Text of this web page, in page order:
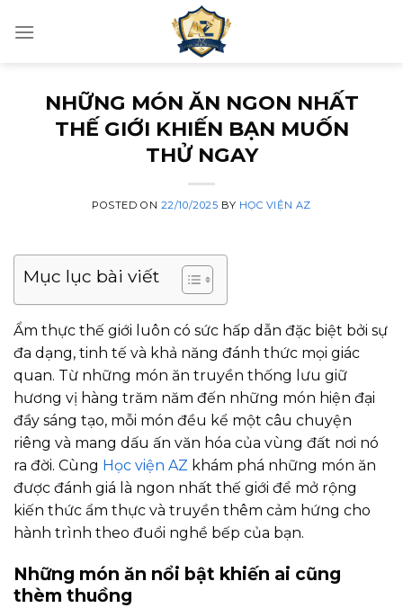
NHỮNG MÓN ĂN NGON NHẤT
THẾ GIỚI KHIẾN BẠN MUỐN
THỬ NGAY
POSTED ON 22/10/2025 BY HỌC VIỆN AZ
Mục lục bài viết
Ẩm thực thế giới luôn có sức hấp dẫn đặc biệt bởi sự
đa dạng, tinh tế và khả năng đánh thức mọi giác
quan. Từ những món ăn truyền thống lưu giữ
hương vị hàng trăm năm đến những món hiện đại
đầy sáng tạo, mỗi món đều kể một câu chuyện
riêng và mang dấu ấn văn hóa của vùng đất nơi nó
ra đời. Cùng Học viện AZ khám phá những món ăn
được đánh giá là ngon nhất thế giới để mở rộng
kiến thức ẩm thực và truyền thêm cảm hứng cho
hành trình theo đuổi nghề bếp của bạn.
Những món ăn nổi bật khiến ai cũng
thèm thuồng